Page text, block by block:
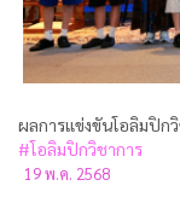
ผลการแข่งขันโอลิมปิก
#โอลิมปิกวิชาการ
19 พ.ค. 2568